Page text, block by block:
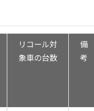
リコール対
象車の台数
備
考